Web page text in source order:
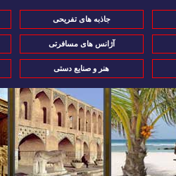
جاذبه های تفریحی
آژانس های مسافرتی
هنر و صنایع دستی